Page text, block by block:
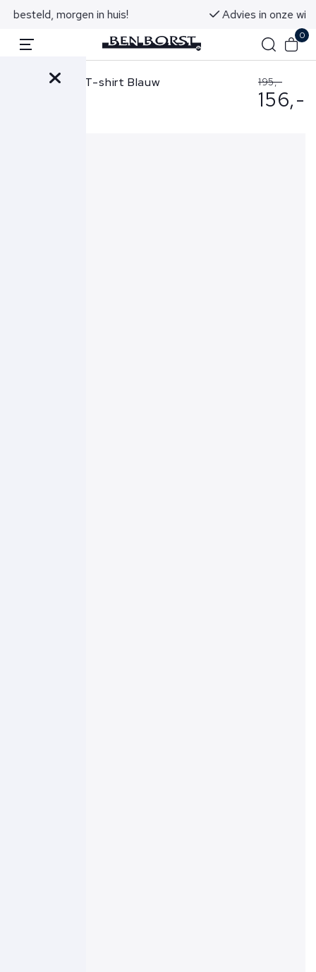
Advies in onze winkels in Noordwijk aan Zee
0
Stone Island T-shirt Blauw 195,-
156,-